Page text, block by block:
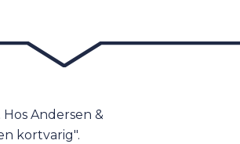
Andersen &
kortvarig".